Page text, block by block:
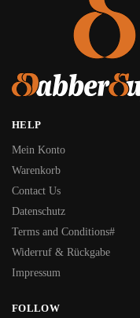
HELP
Mein Konto
Warenkorb
Contact Us
Datenschutz
Terms and Conditions#
Widerruf & Rückgabe
Impressum
FOLLOW